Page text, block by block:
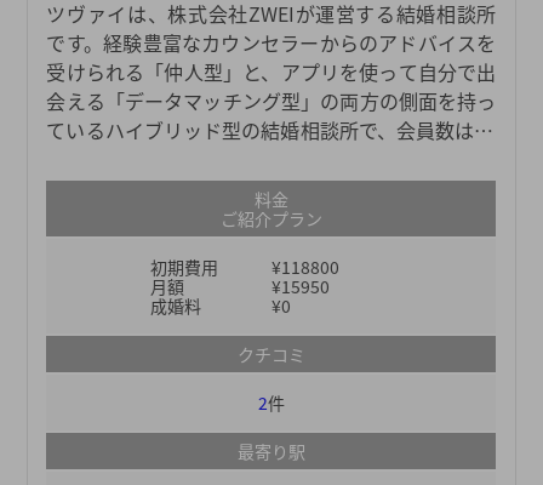
ツヴァイは、株式会社ZWEIが運営する結婚相談所
です。経験豊富なカウンセラーからのアドバイスを
受けられる「仲人型」と、アプリを使って自分で出
会える「データマッチング型」の両方の側面を持っ
ているハイブリッド型の結婚相談所で、会員数は11
婚相談所のなかでも料金体系がリーズナブルで、日
本全国に51店舗もあるため、どこの地域にお住まい
の方でも気軽にご利用いただけます。個人情報の管
理も徹底しているので、安全面を優先したい方にも
おすすめです。多くの会員のなかから、自分に合っ
た結婚相手を探してみてください。
料金
ご紹介プラン
初期費用
¥118800
月額
¥15950
成婚料
¥0
クチコミ
2件
最寄り駅